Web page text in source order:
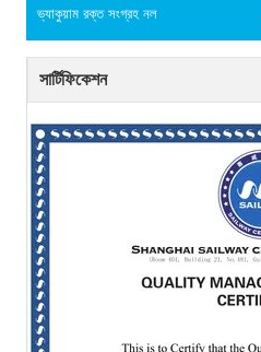
ভ্যাকুয়াম রক্ত ​​সংগ্রহ নল
সার্টিফিকেশন